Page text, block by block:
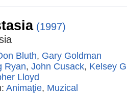
(1997)
Bluth, Gary Goldman
Ryan, John Cusack, Kelsey
Lloyd
Animaţie, Muzical